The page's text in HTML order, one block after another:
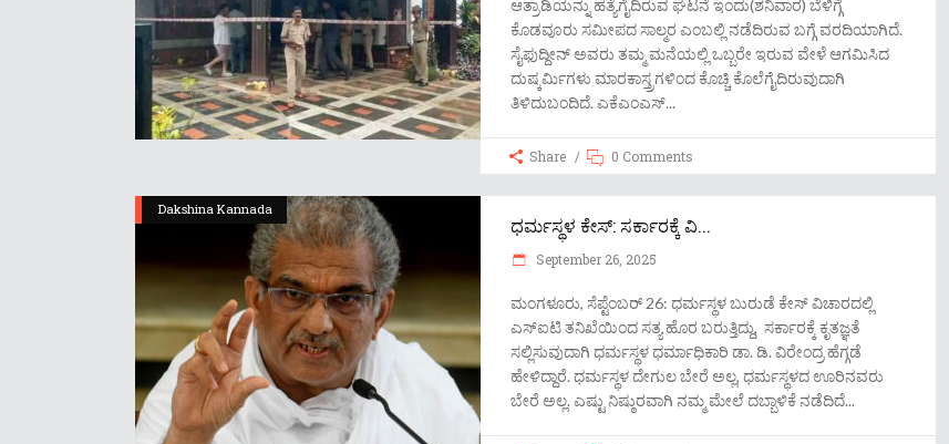
ಆತ್ರಾಡಿಯನ್ನು ಹತ್ಯೆಗೈದಿರುವ ಘಟನೆ ಇಂದು(ಶನಿವಾರ) ಬೆಳಿಗ್ಗೆ
ಕೊಡವೂರು ಸಮೀಪದ ಸಾಲ್ಮರ ಎಂಬಲ್ಲಿ ನಡೆದಿರುವ ಬಗ್ಗೆ ವರದಿಯಾಗಿದೆ.
ಸೈಫುದ್ದೀನ್ ಅವರು ತಮ್ಮ ಮನೆಯಲ್ಲಿ ಒಬ್ಬರೇ ಇರುವ ವೇಳೆ ಆಗಮಿಸಿದ
ದುಷ್ಕರ್ಮಿಗಳು ಮಾರಕಾಸ್ತ್ರಗಳಿಂದ ಕೊಚ್ಚಿ ಕೊಲೆಗೈದಿರುವುದಾಗಿ
ತಿಳಿದುಬಂದಿದೆ. ಎಕೆಎಂಎಸ್
Share 0 Comments
Dakshina Kannada
ಧರ್ಮಸ್ಥಳ ಕೇಸ್​: ಸರ್ಕಾರಕ್ಕೆ ವಿ...
September 26, 2025
ಮಂಗಳೂರು, ಸೆಪ್ಟೆಂಬರ್​ 26: ಧರ್ಮಸ್ಥಳ ಬುರುಡೆ ಕೇಸ್​ ವಿಚಾರದಲ್ಲಿ
ಎಸ್ಐಟಿ ತನಿಖೆಯಿಂದ ಸತ್ಯ ಹೊರ ಬರುತ್ತಿದ್ದು, ಸರ್ಕಾರಕ್ಕೆ ಕೃತಜ್ಞತೆ
ಸಲ್ಲಿಸುವುದಾಗಿ ಧರ್ಮಸ್ಥಳ ಧರ್ಮಾಧಿಕಾರಿ ಡಾ. ಡಿ. ವಿರೇಂದ್ರ ಹೆಗ್ಗಡೆ
ಹೇಳಿದ್ದಾರೆ. ಧರ್ಮಸ್ಥಳ ದೇಗುಲ ಬೇರೆ ಅಲ್ಲ, ಧರ್ಮಸ್ಥಳದ ಊರಿನವರು
ಬೇರೆ ಅಲ್ಲ. ಎಷ್ಟು ನಿಷ್ಠುರವಾಗಿ ನಮ್ಮ ಮೇಲೆ ದಬ್ಬಾಳಿಕೆ ನಡೆದಿದೆ